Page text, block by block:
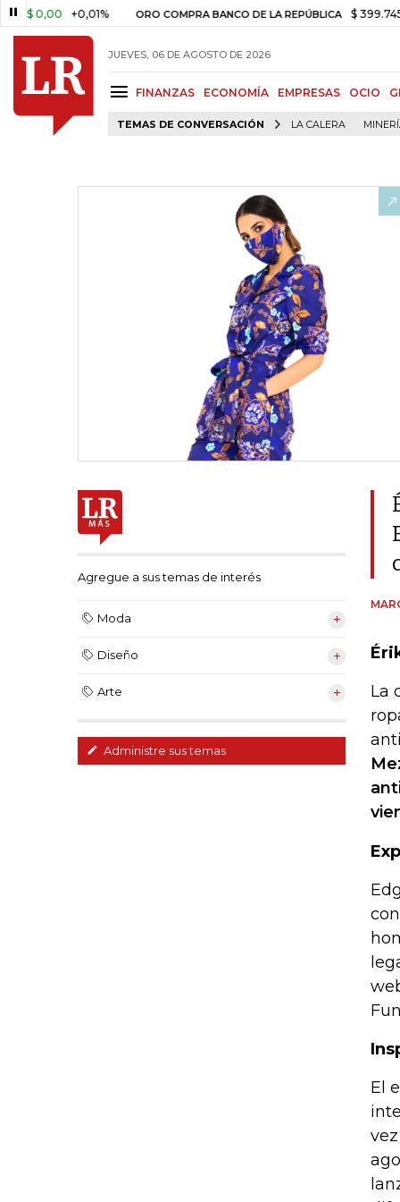
+0,01% ORO COMPRA BANCO DE LA REPÚBLICA $ 399.745,16 +$
JUEVES, 06 DE AGOSTO DE 2026
FINANZAS ECONOMÍA EMPRESAS OCIO
TEMAS DE CONVERSACIÓN LA CALERA
Agregue a sus temas de interés
Moda
Diseño
Arte
Administre sus temas
La
El